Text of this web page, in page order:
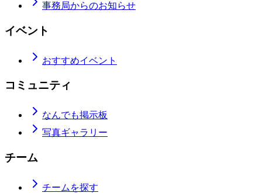
事務局からのお知らせ
イベント
おすすめイベント
コミュニティ
なんでも掲示板
写真ギャラリー
チーム
チームを探す